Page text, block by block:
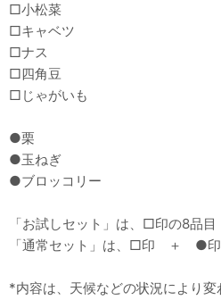
□小松菜
□キャベツ
□ナス
□四角豆
□じゃがいも
●栗
●玉ねぎ
●ブロッコリー
「お試しセット」は、□印の8品目
「通常セット」は、□印 ＋ ●印
*内容は、天候などの状況により